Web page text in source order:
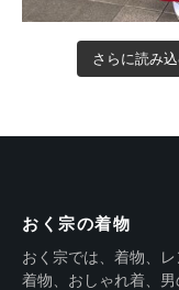
さらに読み
おく宗の着物
おく宗では、着物、
着物、おしゃれ着、